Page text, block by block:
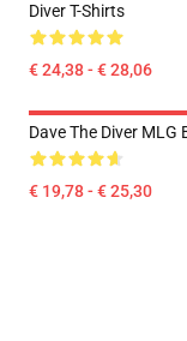
Diver T-Shirts
€ 24,38 - € 28,06
Dave The Diver MLG
€ 19,78 - € 25,30